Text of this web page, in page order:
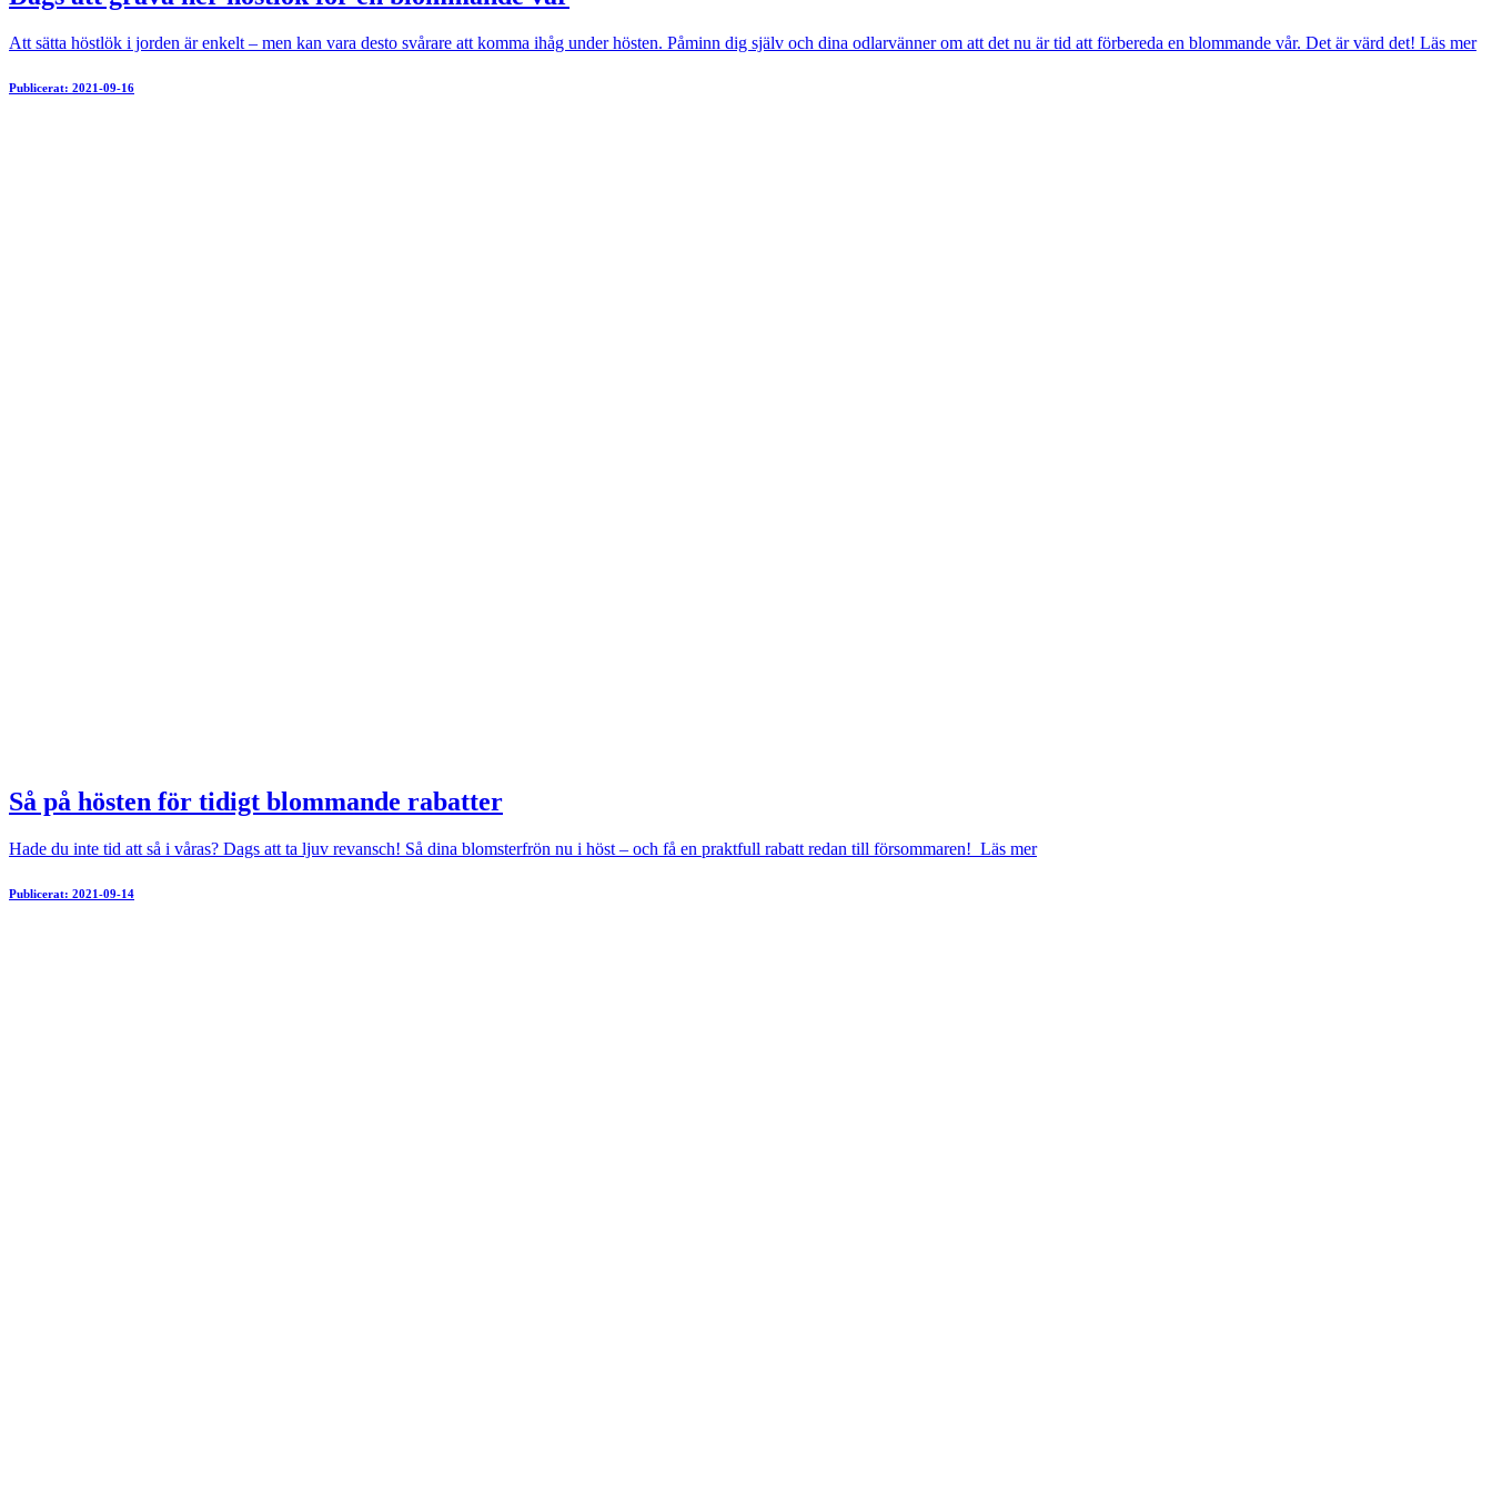
Att sätta höstlök i jorden är enkelt – men kan vara desto svårare att komma ihåg under hösten. Påminn dig själv och dina odlarvänner om att det nu är tid att förbereda en blommande vår. Det är värd det! Läs mer
Publicerat: 2021-09-16
Så på hösten för tidigt blommande rabatter
Hade du inte tid att så i våras? Dags att ta ljuv revansch! Så dina blomsterfrön nu i höst – och få en praktfull rabatt redan till försommaren! Läs mer
Publicerat: 2021-09-14